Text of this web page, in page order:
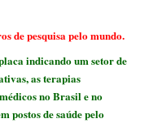
de pesquisa pelo mundo.
indicando um setor de
as terapias
no Brasil e no
postos de saúde pelo